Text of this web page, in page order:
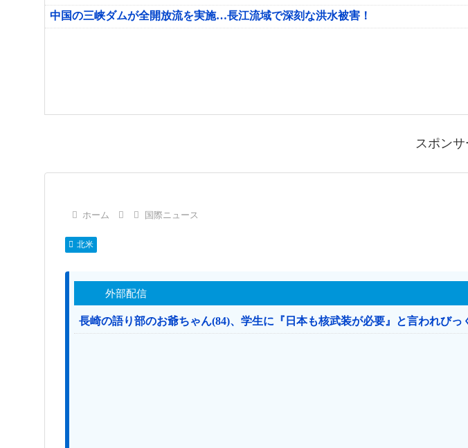
中国の三峡ダムが全開放流を実施…長江流域で深刻な洪水被害！
スポンサ
ホーム 国際ニュース
北米
外部配信
長崎の語り部のお爺ちゃん(84)、学生に『日本も核武装が必要』と言われびっ